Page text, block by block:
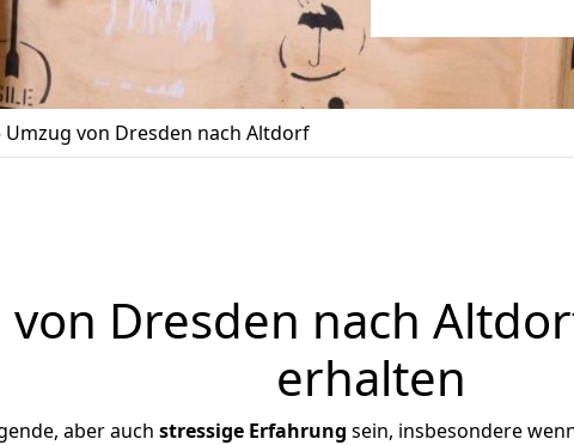
Umzug von Dresden nach Altdorf
von Dresden nach
erhalten
aber auch stressige Erfahrung sein, insbesondere